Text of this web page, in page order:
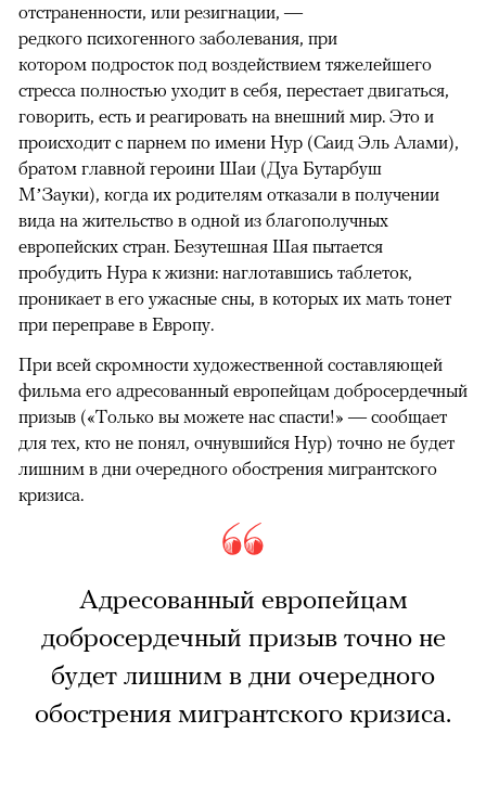
отстраненности, или резигнации, —
редкого психогенного заболевания, при
котором подросток под воздействием тяжелейшего
стресса полностью уходит в себя, перестает двигаться,
говорить, есть и реагировать на внешний мир. Это и
происходит с парнем по имени Нур (Саид Эль Алами),
братом главной героини Шаи (Дуа Бутарбуш
М’Зауки), когда их родителям отказали в получении
вида на жительство в одной из благополучных
европейских стран. Безутешная Шая пытается
пробудить Нура к жизни: наглотавшись таблеток,
проникает в его ужасные сны, в которых их мать тонет
при переправе в Европу.
При всей скромности художественной составляющей
фильма его адресованный европейцам добросердечный
призыв («Только вы можете нас спасти!» — сообщает
для тех, кто не понял, очнувшийся Нур) точно не будет
лишним в дни очередного обострения мигрантского
кризиса.
Адресованный европейцам
добросердечный призыв точно не
будет лишним в дни очередного
обострения мигрантского кризиса.